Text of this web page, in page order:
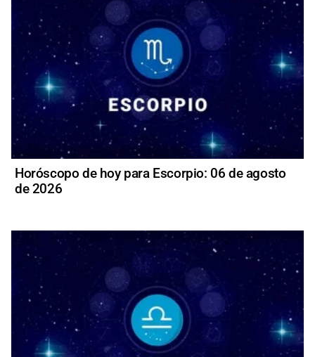
Horóscopo de hoy para Escorpio: 06 de agosto
de 2026